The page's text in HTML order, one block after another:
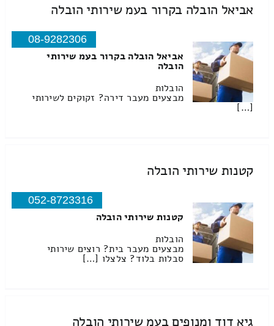
אביאל הובלה בקרור בעמ שירותי הובלה
08-9282306
אביאל הובלה בקרור בעמ שירותי
הובלה
הובלות
מבצעים מעבר דירה? זקוקים לשירותי
[…]
קטנות שירותי הובלה
052-8723316
קטנות שירותי הובלה
הובלות
מבצעים מעבר בית? רוצים שירותי
סבלות בלוד? צלצלו […]
גיא דוד ומנופים בעמ שירותי הובלה